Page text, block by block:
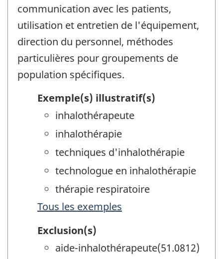
communication avec les patients,
utilisation et entretien de l'équipement,
direction du personnel, méthodes
particulières pour groupements de
population spécifiques.
Exemple(s) illustratif(s)
inhalothérapeute
inhalothérapie
techniques d'inhalothérapie
technologue en inhalothérapie
thérapie respiratoire
Tous les exemples
Exclusion(s)
aide-inhalothérapeute(51.0812)